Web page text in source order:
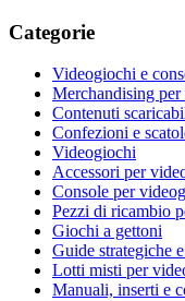
Categorie
Videogiochi e
Merchandising
Contenuti
Confezioni e
Videogiochi
Accessori per
Console per
Pezzi di ricambio
Giochi a gettoni
Guide strategiche
Lotti misti per
Manuali, inserti e